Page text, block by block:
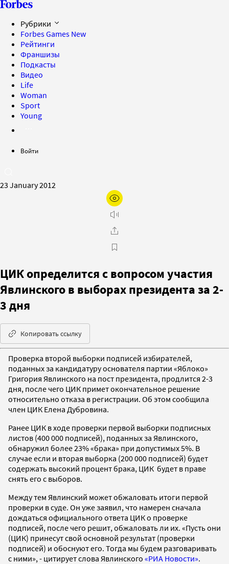
Рубрики
Forbes Games New
Рейтинги
Франшизы
Подкасты
Видео
Life
Woman
Sport
Young
Войти
23 January 2012
ЦИК определится с вопросом участия
Явлинского в выборах президента за 2-
3 дня
Копировать ссылку
Проверка второй выборки подписей избирателей,
поданных за кандидатуру основателя партии «Яблоко»
Григория Явлинского на пост президента, продлится 2-3
дня, после чего ЦИК примет окончательное решение
относительно отказа в регистрации. Об этом сообщила
член ЦИК Елена Дубровина.
Ранее ЦИК в ходе проверки первой выборки подписных
листов (400 000 подписей), поданных за Явлинского,
обнаружил более 23% «брака» при допустимых 5%. В
случае если и вторая выборка (200 000 подписей) будет
содержать высокий процент брака, ЦИК будет в праве
снять его с выборов.
Между тем Явлинский может обжаловать итоги первой
проверки в суде. Он уже заявил, что намерен сначала
дождаться официального ответа ЦИК о проверке
подписей, после чего решит, обжаловать ли их. «Пусть они
(ЦИК) принесут свой основной результат (проверки
подписей) и обоснуют его. Тогда мы будем разговаривать
с ними», - цитирует слова Явлинского «РИА Новости».